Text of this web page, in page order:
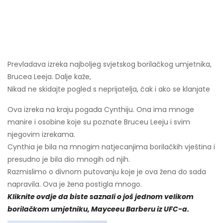
Prevladava izreka najboljeg svjetskog borilačkog umjetnika,
Brucea Leeja. Dalje kaže,
Nikad ne skidajte pogled s neprijatelja, čak i ako se klanjate
Ova izreka na kraju pogađa Cynthiju. Ona ima mnoge
manire i osobine koje su poznate Bruceu Leeju i svim
njegovim izrekama.
Cynthia je bila na mnogim natjecanjima borilačkih vještina i
presudno je bila dio mnogih od njih.
Razmislimo o divnom putovanju koje je ova žena do sada
napravila. Ova je žena postigla mnogo.
Kliknite ovdje da biste saznali o još jednom velikom
borilačkom umjetniku, Mayceeu Barberu iz UFC-a.